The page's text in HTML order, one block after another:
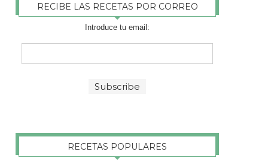
RECIBE LAS RECETAS POR CORREO
Introduce tu email:
RECETAS POPULARES